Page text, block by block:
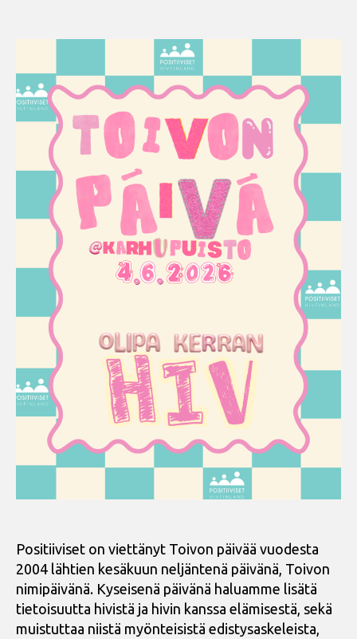
Positiiviset on viettänyt Toivon päivää vuodesta
2004 lähtien kesäkuun neljäntenä päivänä, Toivon
nimipäivänä. Kyseisenä päivänä haluamme lisätä
tietoisuutta hivistä ja hivin kanssa elämisestä, sekä
muistuttaa niistä myönteisistä edistysaskeleista,